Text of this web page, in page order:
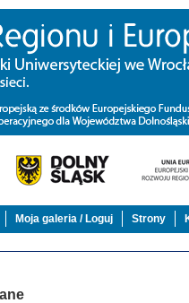
Moja galeria / Loguj Strony